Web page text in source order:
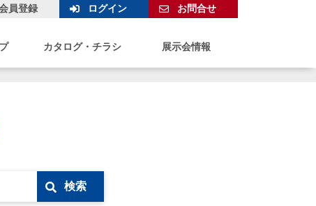
カタログ・チラシ 展示会情報
員登録 ログイン お問合せ
検索